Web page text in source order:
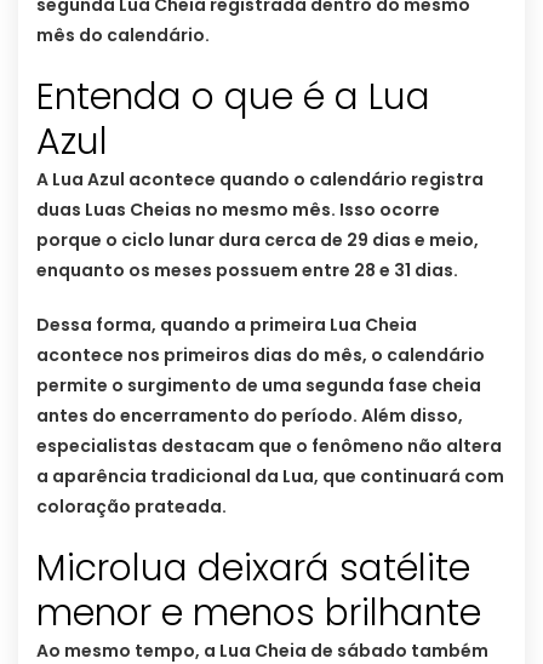
mês do calendário.
Entenda o que é a Lua
Azul
A Lua Azul acontece quando o calendário registra
duas Luas Cheias no mesmo mês. Isso ocorre
porque o ciclo lunar dura cerca de 29 dias e meio,
enquanto os meses possuem entre 28 e 31 dias.
Dessa forma, quando a primeira Lua Cheia
acontece nos primeiros dias do mês, o calendário
permite o surgimento de uma segunda fase cheia
antes do encerramento do período. Além disso,
especialistas destacam que o fenômeno não altera
a aparência tradicional da Lua, que continuará com
coloração prateada.
Microlua deixará satélite
menor e menos brilhante
Ao mesmo tempo, a Lua Cheia de sábado também